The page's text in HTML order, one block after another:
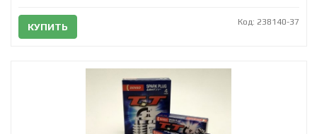
КУПИТЬ Код: 238140-37